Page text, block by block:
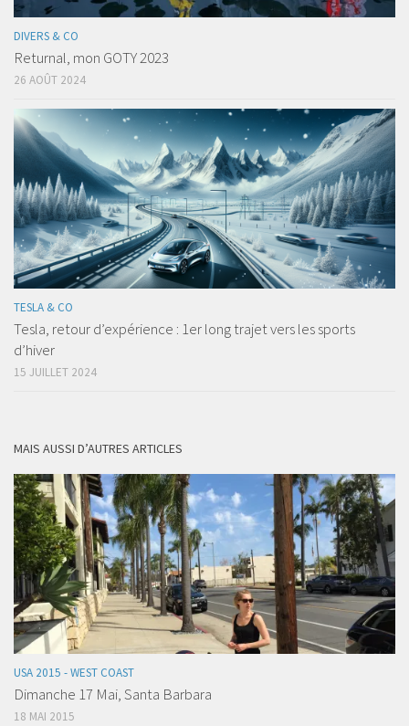
DIVERS & CO
Returnal, mon GOTY 2023
26 AOÛT 2024
TESLA & CO
Tesla, retour d’expérience : 1er long trajet vers les sports
d’hiver
15 JUILLET 2024
MAIS AUSSI D’AUTRES ARTICLES
USA 2015 - WEST COAST
Dimanche 17 Mai, Santa Barbara
18 MAI 2015